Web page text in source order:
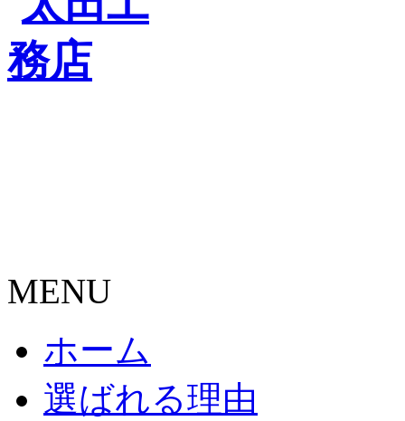
MENU
ホーム
選ばれる理由